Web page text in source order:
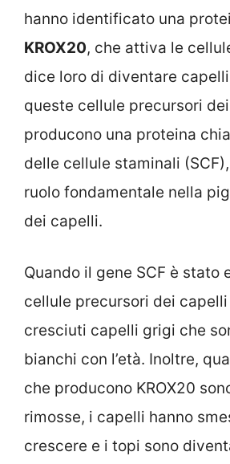
hanno identificato una
KROX20, che attiva le
dice loro di diventare
queste cellule precursori
producono una proteina
delle cellule staminali
ruolo fondamentale nella
dei capelli.
Quando il gene SCF è stato
cellule precursori dei
cresciuti capelli grigi che
bianchi con l’età. Inoltre,
che producono KROX20
rimosse, i capelli hanno
crescere e i topi sono